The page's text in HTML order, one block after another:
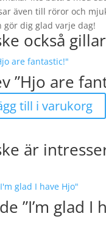
även till röror och
gör dig glad varje dag!
också
”Hjo are
till i varukorg
är
”I’m glad I